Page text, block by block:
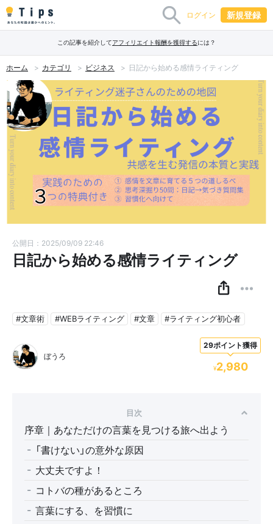
ログイン 新規登録
この記事を紹介してアフィリエイト報酬を獲得するには？
ホーム カテゴリ ビジネス 日記から始める感情ライティング
公開日：2025/09/09 22:46
日記から始める感情ライティング
#文章術 #WEBライティング #文章 #ライティング初心者
29ポイント獲得
¥2,980
ぼうろ
目次
序章｜あなただけの言葉を見つける旅へ出よう
「書けない」の意外な原因
大丈夫ですよ！
コトバの種があるところ
言葉にする、を習慣に